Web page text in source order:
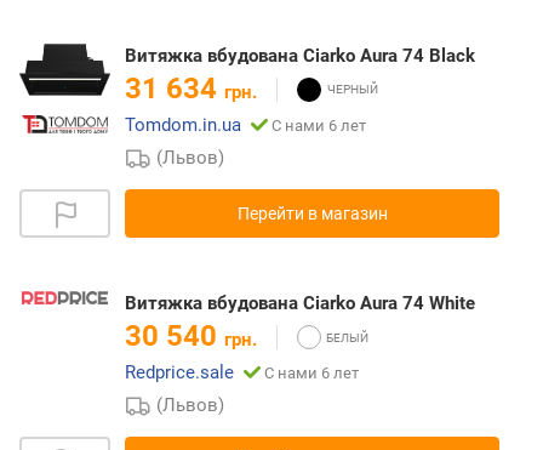
Витяжка вбудована Ciarko Aura 74 Black
31 634 грн.
Tomdom.in.ua
С нами 6 лет
(Львов)
Перейти в магазин
Витяжка вбудована Ciarko Aura 74 White
30 540 грн.
Redprice.sale
С нами 6 лет
(Львов)